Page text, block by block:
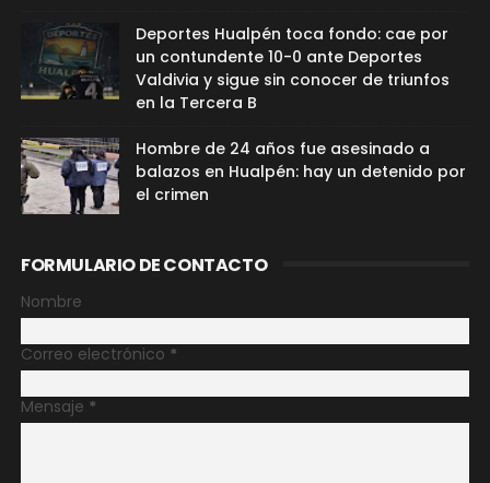
Deportes Hualpén toca fondo: cae por
un contundente 10-0 ante Deportes
Valdivia y sigue sin conocer de triunfos
en la Tercera B
Hombre de 24 años fue asesinado a
balazos en Hualpén: hay un detenido por
el crimen
FORMULARIO DE CONTACTO
Nombre
Correo electrónico *
Mensaje *